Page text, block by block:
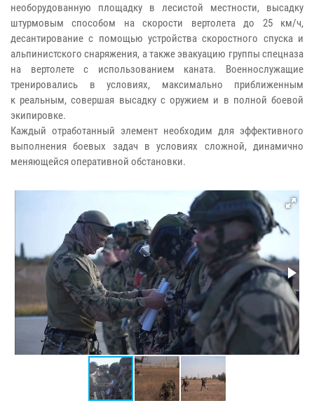
необорудованную площадку в лесистой местности, высадку
штурмовым способом на скорости вертолета до 25 км/ч,
десантирование с помощью устройства скоростного спуска и
альпинистского снаряжения, а также эвакуацию группы спецназа
на вертолете с использованием каната. Военнослужащие
тренировались в условиях, максимально приближенным
к реальным, совершая высадку с оружием и в полной боевой
экипировке.
Каждый отработанный элемент необходим для эффективного
выполнения боевых задач в условиях сложной, динамично
меняющейся оперативной обстановки.